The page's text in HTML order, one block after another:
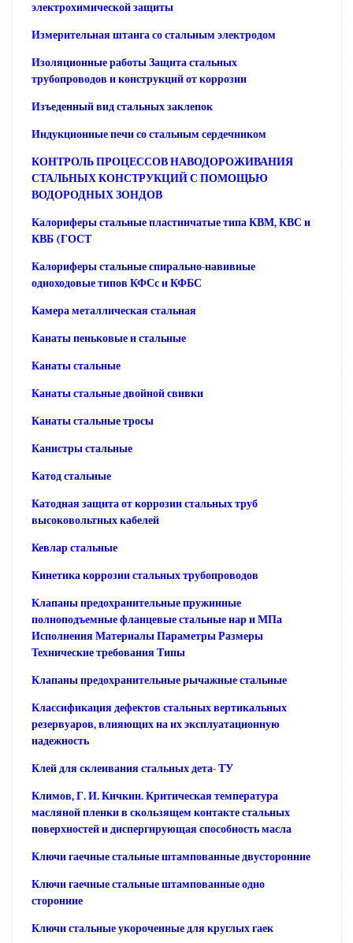
электрохимической защиты
Измерительная штанга со стальным электродом
Изоляционные работы Защита стальных
трубопроводов и конструкций от коррозии
Изъеденный вид стальных заклепок
Индукционные печи со стальным сердечником
КОНТРОЛЬ ПРОЦЕССОВ НАВОДОРОЖИВАНИЯ
СТАЛЬНЫХ КОНСТРУКЦИЙ С ПОМОЩЬЮ
ВОДОРОДНЫХ ЗОНДОВ
Калориферы стальные пластинчатые типа КВМ, КВС и
КВБ (ГОСТ
Калориферы стальные спирально-навивные
одноходовые типов КФСс и КФБС
Камера металлическая стальная
Канаты пеньковые и стальные
Канаты стальные
Канаты стальные двойной свивки
Канаты стальные тросы
Канистры стальные
Катод стальные
Катодная защита от коррозии стальных труб
высоковольтных кабелей
Кевлар стальные
Кинетика коррозии стальных трубопроводов
Клапаны предохранительные пружинные
полноподъемные фланцевые стальные нар и МПа
Исполнения Материалы Параметры Размеры
Технические требования Типы
Клапаны предохранительные рычажные стальные
Классификация дефектов стальных вертикальных
резервуаров, влияющих на их эксплуатационную
надежность
Клей для склеивания стальных дета- ТУ
Климов, Г. И. Кичкин. Критическая температура
масляной пленки в скользящем контакте стальных
поверхностей и диспергирующая способность масла
Ключи гаечные стальные штампованные двусторонние
Ключи гаечные стальные штампованные одно
сторонние
Ключи стальные укороченные для круглых гаек